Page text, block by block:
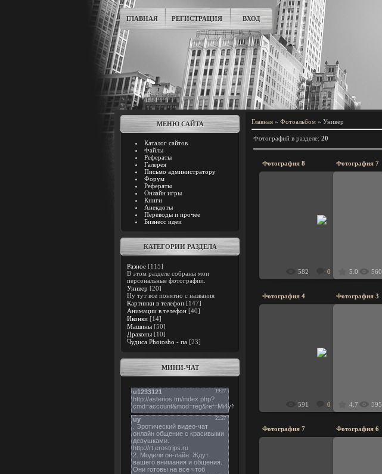
ГЛАВНАЯ РЕГИСТРАЦИЯ ВХОД
МЕНЮ САЙТА
Каталог сайтов
Файлы
Рефераты
Галерея
Письмо администратору
Форум
Рефераты
Онлайн игры
Книги
Анекдоты
Переводы и прочее
Бизнесс идеи
КАТЕГОРИИ РАЗДЕЛА
Разное [115]
В этом разделе собраны мои
персональные фотографии.
Универ [20]
Ну тут все понятно с названия
Картинки в телефон [147]
Анимации в телефон [40]
Иконки [14]
Машины [50]
Драконы [10]
Чудиса Photosho - па [23]
МИНИ-ЧАТ
Главная » Фотоальбом » Универ
Фотографий в разделе: 20
Фотография 8
582 0 5.0
Фотография 7
560
Фотография 4
591 0 4.7
Фотография 3
595
Фотография 7 Фотография 6